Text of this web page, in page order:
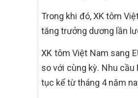
Trong khi đó, XK tôm
tăng trưởng dương lần
XK tôm Việt Nam sang
so với cùng kỳ. Nhu
tục kể từ tháng 4 năm